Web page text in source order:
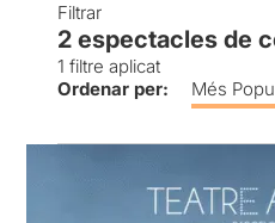
Filtrar
2 espectacles de
1 filtre aplicat
Ordenar per:
Més